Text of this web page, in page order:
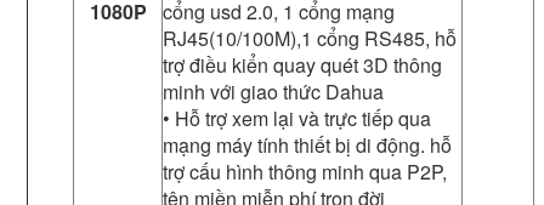
1080P
cổng usd 2.0, 1 cổng mạng
RJ45(10/100M),1 cổng RS485, hỗ
trợ điều kiển quay quét 3D thông
minh với giao thức Dahua
• Hỗ trợ xem lại và trực tiếp qua
mạng máy tính thiết bị di động. hỗ
trợ cấu hình thông minh qua P2P,
tên miền miễn phí trọn đời